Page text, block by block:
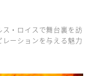
・ロイスで舞台裏を訪
ーションを与える魅力